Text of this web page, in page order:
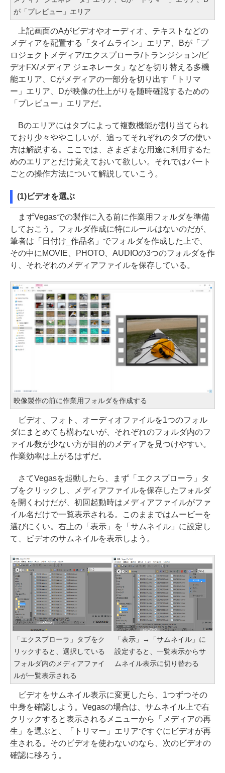
が「プレビュー」エリア
上記画面のAがビデオやオーディオ、テキストなどの
メディアを配置する「タイムライン」エリア、Bが「プ
ロジェクトメディア/エクスプローラ/トランジション/ビ
デオFX/メディア ジェネレータ」などを切り替える多機
能エリア、Cがメディアの一部分を切り出す「トリマ
ー」エリア、Dが映像の仕上がりを随時確認するための
「プレビュー」エリアだ。
Bのエリアにはタブによって複数機能が割り当てられ
ており少々ややこしいが、追ってそれぞれのタブの使い
方は解説する。ここでは、さまざまな用途に利用するた
めのエリアとだけ覚えておいて欲しい。それではパート
ごとの操作方法について解説していこう。
(1)ビデオを選ぶ
まずVegasでの製作に入る前に作業用フォルダを準備
しておこう。フォルダ作成に特にルールはないのだが、
筆者は「日付け_作品名」でフォルダを作成した上で、
その中にMOVIE、PHOTO、AUDIOの3つのフォルダを作
り、それぞれのメディアファイルを保存している。
映像製作の前に作業用フォルダを作成する
ビデオ、フォト、オーディオファイルを1つのフォル
ダにまとめても構わないが、それぞれのフォルダ内のフ
ァイル数が少ない方が目的のメディアを見つけやすい。
作業効率は上がるはずだ。
さてVegasを起動したら、まず「エクスプローラ」タ
ブをクリックし、メディアファイルを保存したフォルダ
を開くわけだが、初回起動時はメディアファイルがファ
イル名だけで一覧表示される。このままではムービーを
選びにくい。右上の「表示」を「サムネイル」に設定し
て、ビデオのサムネイルを表示しよう。
「エクスプローラ」タブをク
リックすると、選択している
フォルダ内のメディアファイ
ルが一覧表示される
「表示」→「サムネイル」に
設定すると、一覧表示からサ
ムネイル表示に切り替わる
ビデオをサムネイル表示に変更したら、1つずつその
中身を確認しよう。Vegasの場合は、サムネイル上で右
クリックすると表示されるメニューから「メディアの再
生」を選ぶと、「トリマー」エリアですぐにビデオが再
生される。そのビデオを使わないのなら、次のビデオの
確認に移ろう。